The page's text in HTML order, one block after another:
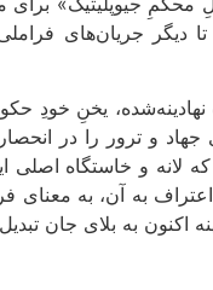
دیگر جریان‌های
نهادینه‌شده، یخنِ خودِ
و ترور را در
لانه و خاستگاه
به آن، به معنای
اکنون به بلای جان